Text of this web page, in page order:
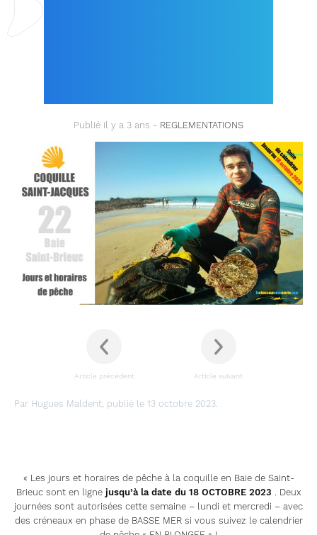
Publié il y a 3 ans - REGLEMENTATIONS
Article précédent Article suivant
Par Hugues Maldent, publié le 13 octobre 2023.
« Les jours et horaires de pêche à la coquille en Baie de Saint-
Brieuc sont en ligne jusqu’à la date du 18 OCTOBRE 2023 . Deux
journées sont autorisées cette semaine – lundi et mercredi – avec
des créneaux en phase de BASSE MER si vous suivez le calendrier